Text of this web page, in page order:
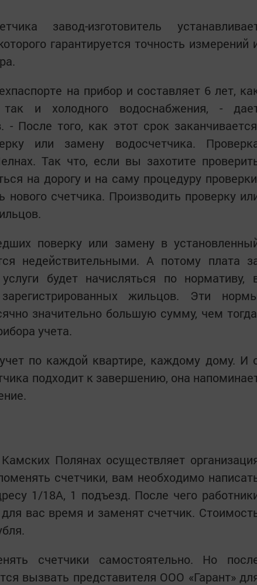
завод-изготовитель
гарантируется точность измерений
на прибор и составляет 6 лет,
и холодного водоснабжения, -
После того, как этот срок
или замену водосчетчика.
Так что, если вы захотите
на дорогу и на саму процедуру
нового счетчика. Производить проверку
поверку или замену в
недействительными. А потому плата
будет начисляться по нормативу,
жильцов. Эти
значительно большую сумму, чем
учета.
по каждой квартире, каждому дому. И
подходит к завершению, она
Полянах осуществляет
счетчики, вам необходимо
1/18А, 1 подъезд. После чего
вас время и заменят счетчик.
счетчики самостоятельно. Но
вызвать представителя ООО «Гарант»